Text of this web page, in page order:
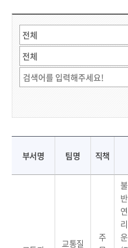
부서명 팀명 직책
교통질
주